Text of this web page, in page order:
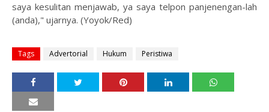
saya kesulitan menjawab, ya saya telpon panjenengan-lah
(anda)," ujarnya. (Yoyok/Red)
Tags Advertorial Hukum Peristiwa